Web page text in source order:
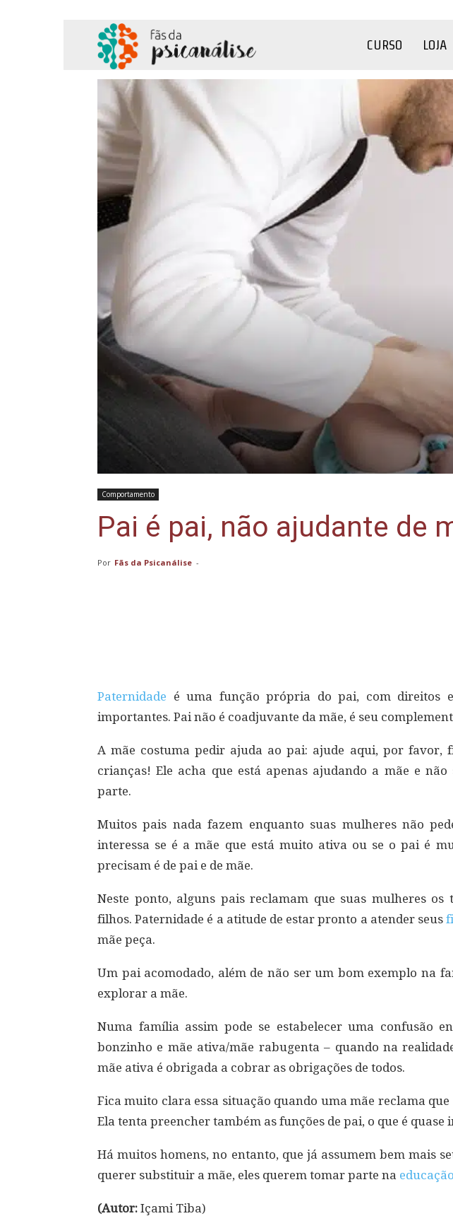
CURSO LOJA
Comportamento
Pai é pai, não ajudante de
Por Fãs da Psicanálise -
Paternidade é uma função própria do pai, com direitos
importantes. Pai não é coadjuvante da mãe, é seu
A mãe costuma pedir ajuda ao pai: ajude aqui, por favor,
crianças! Ele acha que está apenas ajudando a mãe e não
parte.
Muitos pais nada fazem enquanto suas mulheres não
interessa se é a mãe que está muito ativa ou se o pai é
precisam é de pai e de mãe.
Neste ponto, alguns pais reclamam que suas mulheres os
filhos. Paternidade é a atitude de estar pronto a atender seus
mãe peça.
Um pai acomodado, além de não ser um bom exemplo na
explorar a mãe.
Numa família assim pode se estabelecer uma confusão
bonzinho e mãe ativa/mãe rabugenta – quando na
mãe ativa é obrigada a cobrar as obrigações de todos.
Fica muito clara essa situação quando uma mãe reclama que
Ela tenta preencher também as funções de pai, o que é quase
Há muitos homens, no entanto, que já assumem bem mais
querer substituir a mãe, eles querem tomar parte na educação
(Autor: Içami Tiba)